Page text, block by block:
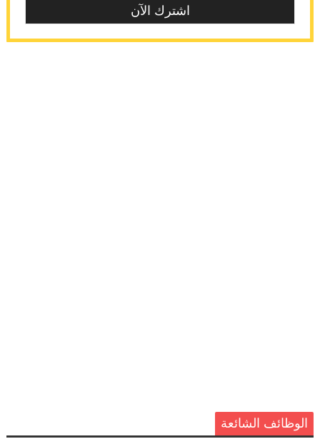
الوظائف الشائعة